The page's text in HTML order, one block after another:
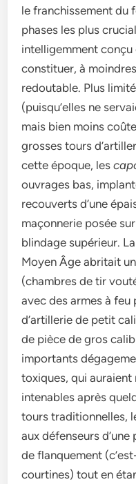
le franchissement du
phases les plus
intelligemment
constituer, à
redoutable. Plus
(puisqu’elles ne
mais bien moins
grosses tours
cette époque, les
ouvrages bas,
recouverts d’une
maçonnerie posée
blindage supérieur.
Moyen Âge abritait
(chambres de tir
avec des armes à
d’artillerie de petit
de pièce de gros
importants
toxiques, qui auraient
intenables après
tours traditionnelles,
aux défenseurs
de flanquement
courtines) tout en